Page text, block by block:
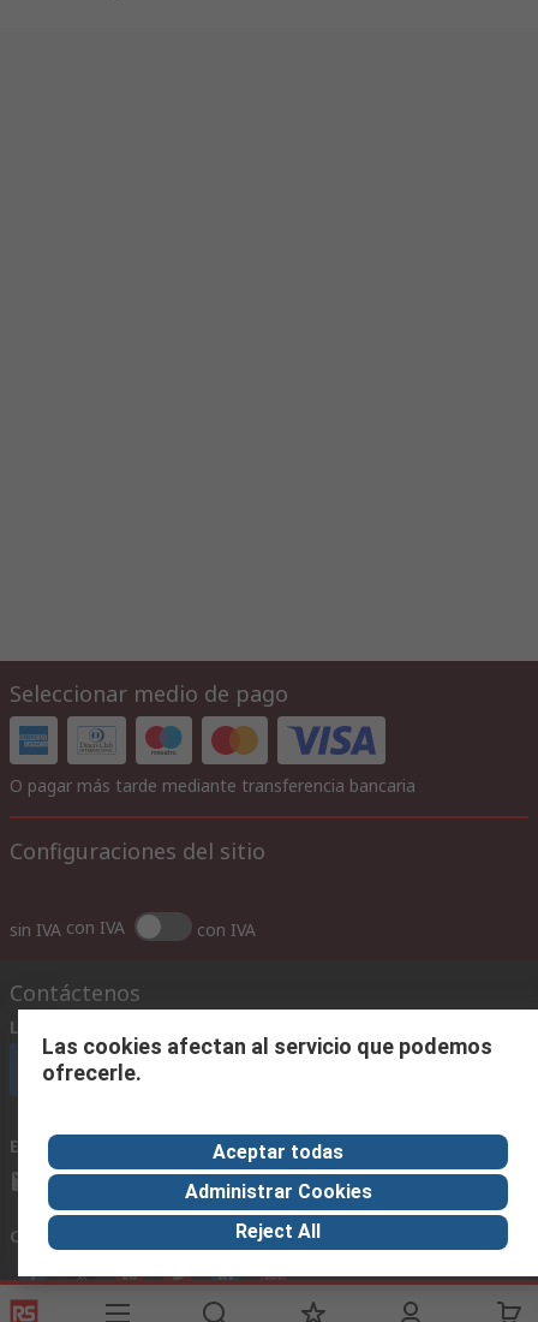
Seleccionar medio de pago
O pagar más tarde mediante transferencia bancaria
Configuraciones del sitio
sin IVA con IVA con IVA
Contáctenos
Llámenos
Envíenos un email
usualmente respondemos en 24 horas
ventas@rschile.cl
Conectar con nosotros
Las cookies afectan al servicio que podemos
ofrecerle.
Aceptar todas
Administrar Cookies
Reject All